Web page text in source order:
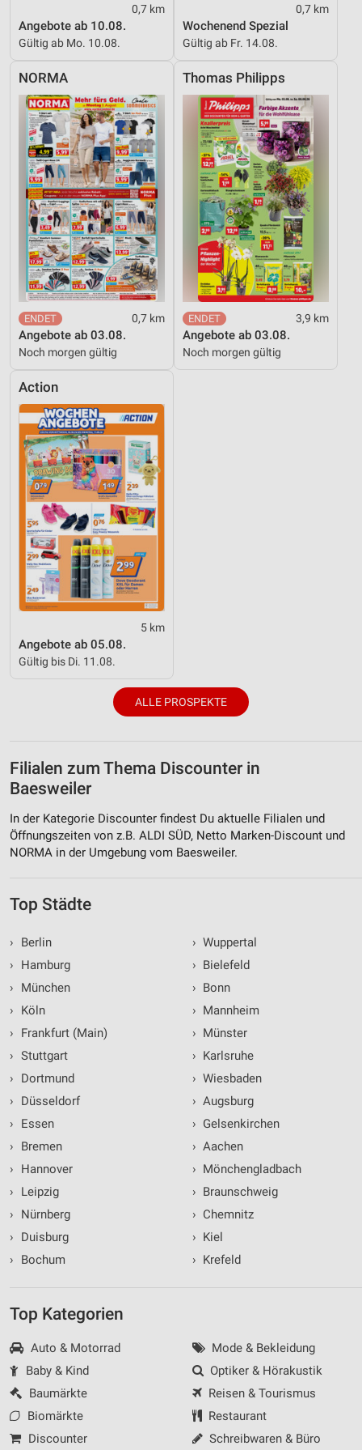
0,7 km
Angebote ab 10.08.
Gültig ab Mo. 10.08.
0,7 km
Wochenend Spezial
Gültig ab Fr. 14.08.
NORMA
0,7 km
Angebote ab 03.08.
Noch morgen gültig
Thomas Philipps
3,9 km
Angebote ab 03.08.
Noch morgen gültig
Action
5 km
Angebote ab 05.08.
Gültig bis Di. 11.08.
ALLE PROSPEKTE
Filialen zum Thema Discounter in
Baesweiler
In der Kategorie Discounter findest Du aktuelle Filialen und
Öffnungszeiten von z.B. ALDI SÜD, Netto Marken-Discount und
NORMA in der Umgebung vom Baesweiler.
Top Städte
›
Berlin
›
Hamburg
›
München
›
Köln
›
Frankfurt (Main)
› Stuttgart
›
Dortmund
›
Düsseldorf
›
Essen
›
Bremen
›
Hannover
›
Leipzig
›
Nürnberg
›
Duisburg
›
Bochum
› Wuppertal
› Bielefeld
› Bonn
› Mannheim
› Münster
› Karlsruhe
› Wiesbaden
› Augsburg
› Gelsenkirchen
› Aachen
› Mönchengladbach
› Braunschweig
› Chemnitz
› Kiel
› Krefeld
Top Kategorien
Auto & Motorrad
Baby & Kind
Baumärkte
Biomärkte
Discounter
Mode & Bekleidung
Optiker & Hörakustik
Reisen & Tourismus
Restaurant
Schreibwaren & Büro